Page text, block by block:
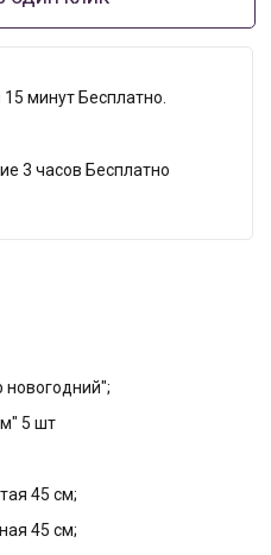
15 минут Бесплатно.
3 часов Бесплатно
5 шт
45 см;
45 см;